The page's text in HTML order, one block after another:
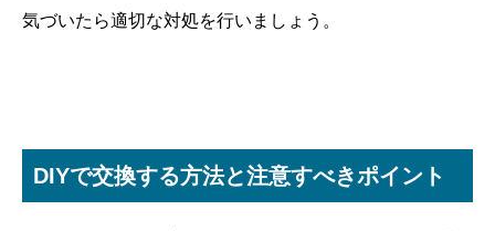
気づいたら適切な対処を行いましょう。
DIYで交換する方法と注意すべきポイント